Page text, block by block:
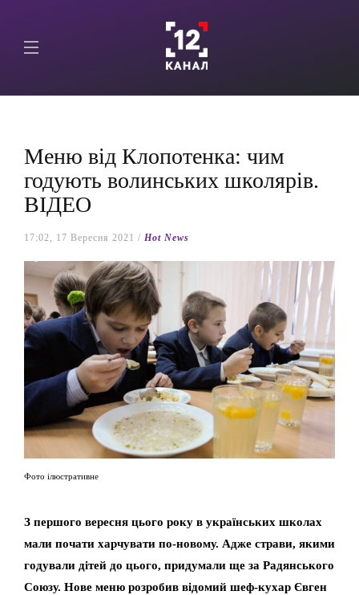
Меню від Клопотенка: чим
годують волинських школярів.
ВІДЕО
17:02, 17 Вересня 2021 / Hot News
Фото ілюстративне
З першого вересня цього року в українських школах
мали почати харчувати по-новому. Адже страви, якими
годували дітей до цього, придумали ще за Радянського
Союзу. Нове меню розробив відомий шеф-кухар Євген